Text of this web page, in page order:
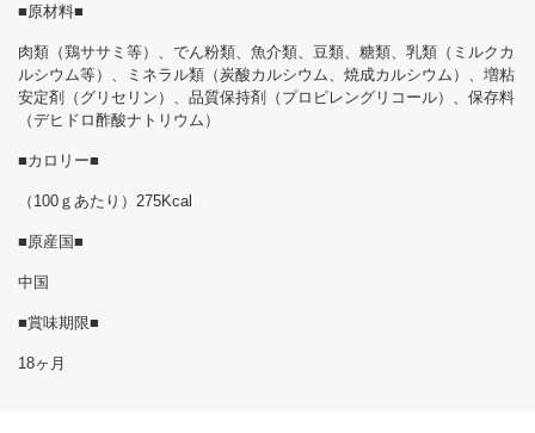
■原材料■
肉類（鶏ササミ等）、でん粉類、魚介類、豆類、糖類、乳類（ミルクカ
ルシウム等）、ミネラル類（炭酸カルシウム、焼成カルシウム）、増粘
安定剤（グリセリン）、品質保持剤（プロピレングリコール）、保存料
（デヒドロ酢酸ナトリウム）
■カロリー■
（100ｇあたり）275Kcal
■原産国■
中国
■賞味期限■
18ヶ月